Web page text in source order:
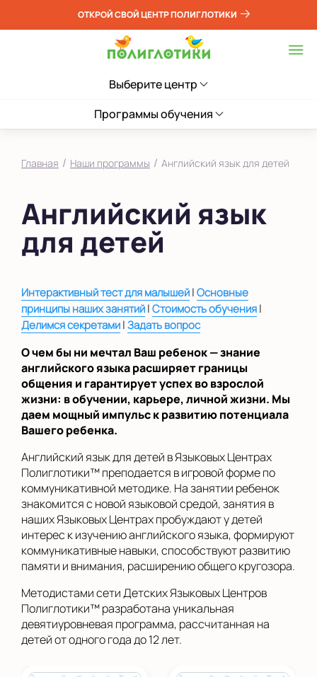
ОТКРОЙ СВОЙ ЦЕНТР ПОЛИГЛОТИКИ
Выберите центр
Программы обучения
Главная / Наши программы / Английский язык для детей
Английский язык
для детей
Интерактивный тест для малышей|Основные
принципы наших занятий|Стоимость обучения|
Делимся секретами|Задать вопрос
О чем бы ни мечтал Ваш ребенок — знание
английского языка расширяет границы
общения и гарантирует успех во взрослой
жизни: в обучении, карьере, личной жизни. Мы
даем мощный импульс к развитию потенциала
Вашего ребенка.
Английский язык для детей в Языковых Центрах
Полиглотики™ преподается в игровой форме по
коммуникативной методике. На занятии ребенок
знакомится с новой языковой средой, занятия в
наших Языковых Центрах пробуждают у детей
интерес к изучению английского языка, формируют
коммуникативные навыки, способствуют развитию
памяти и внимания, расширению общего кругозора.
Методистами сети Детских Языковых Центров
Полиглотики™ разработана уникальная
девятиуровневая программа, рассчитанная на
детей от одного года до 12 лет.